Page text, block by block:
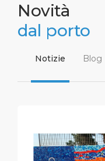
Novità
dal porto
Notizie Blog